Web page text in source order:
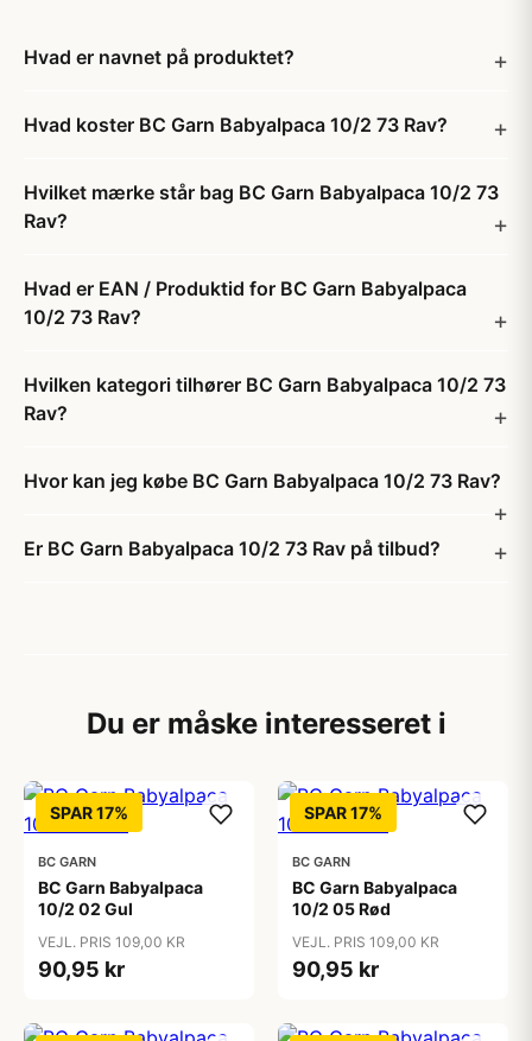
Hvad er navnet på produktet?
Hvad koster BC Garn Babyalpaca 10/2 73 Rav?
Hvilket mærke står bag BC Garn Babyalpaca 10/2 73
Rav?
Hvad er EAN / Produktid for BC Garn Babyalpaca
10/2 73 Rav?
Hvilken kategori tilhører BC Garn Babyalpaca 10/2 73
Rav?
Hvor kan jeg købe BC Garn Babyalpaca 10/2 73 Rav?
Er BC Garn Babyalpaca 10/2 73 Rav på tilbud?
Du er måske interesseret i
SPAR 17%
BC GARN
BC Garn Babyalpaca
10/2 02 Gul
VEJL. PRIS 109,00 KR
90,95 kr
SPAR 17%
BC GARN
BC Garn Babyalpaca
10/2 05 Rød
VEJL. PRIS 109,00 KR
90,95 kr